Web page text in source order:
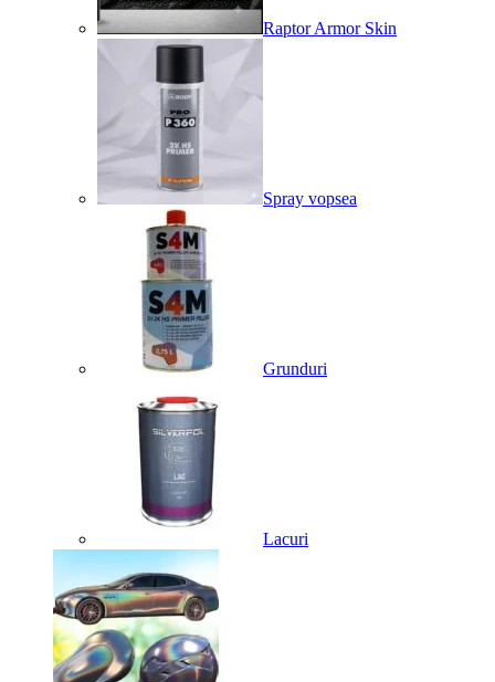
Raptor Armor Skin
Spray vopsea
Grunduri
Lacuri